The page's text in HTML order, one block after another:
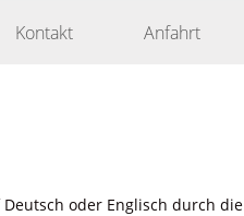
Kontakt Anfahrt
oder Englisch durch die